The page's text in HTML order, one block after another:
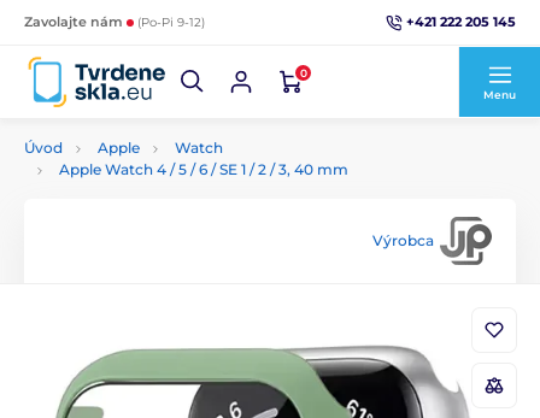
Zavolajte nám (Po-Pi 9-12) +421 222 205 145
0
Menu
Úvod Apple
Watch
Apple Watch 4 / 5 / 6 / SE 1 / 2 / 3, 40 mm
Výrobca